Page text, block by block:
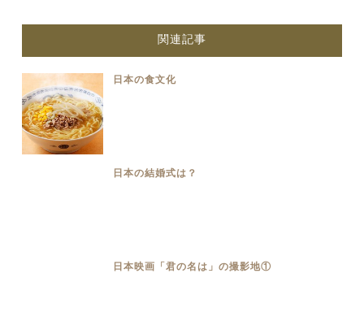
関連記事
日本の食文化
日本の結婚式は？
日本映画「君の名は」の撮影地①